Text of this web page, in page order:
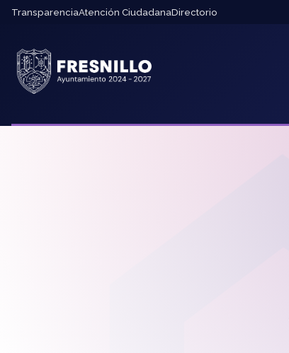
TransparenciaAtención CiudadanaDirectorio